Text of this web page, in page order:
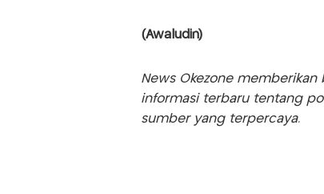
(Awaludin)
News Okezone
informasi terbaru tentang
sumber yang terpercaya.